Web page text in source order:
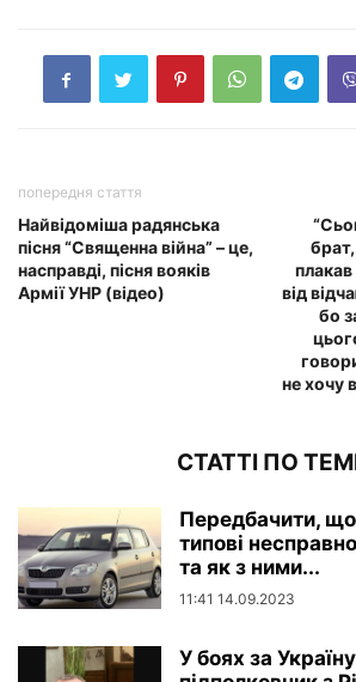
попередня стаття
Найвідоміша радянська
пісня “Священна війна” – це,
насправді, пісня вояків
Армії УНР (відео)
брат,
від
бо
не хочу
СТАТТІ ПО
Передбачити,
типові
та як з ними...
11:41 14.09.2023
У боях за